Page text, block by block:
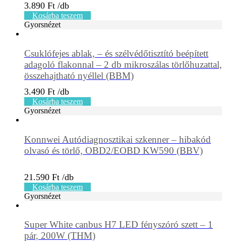
3.890 Ft
Kosárba teszem
Gyorsnézet
Csuklófejes ablak, – és szélvédőtisztító beépített
adagoló flakonnal – 2 db mikroszálas törlőhuzattal,
összehajtható nyéllel (BBM)
3.490 Ft
Kosárba teszem
Gyorsnézet
Konnwei Autódiagnosztikai szkenner – hibakód
olvasó és törlő, OBD2/EOBD KW590 (BBV)
21.590 Ft
Kosárba teszem
Gyorsnézet
Super White canbus H7 LED fényszóró szett – 1
pár, 200W (THM)